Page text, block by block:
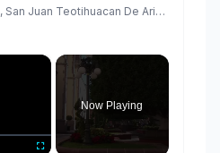
Calle Ignacio Zaragoza 8, San Juan Teotihuacan De Arista, Teotihuacán, México
×
Now Playing